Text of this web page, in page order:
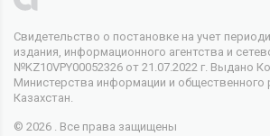
Свидетельство о постановке на учет
издания, информационного агентства и
№KZ10VPY00052326 от 21.07.2022 г. Выдано
Министерства информации и общественного
Казахстан.
© 2026 . Все права защищены